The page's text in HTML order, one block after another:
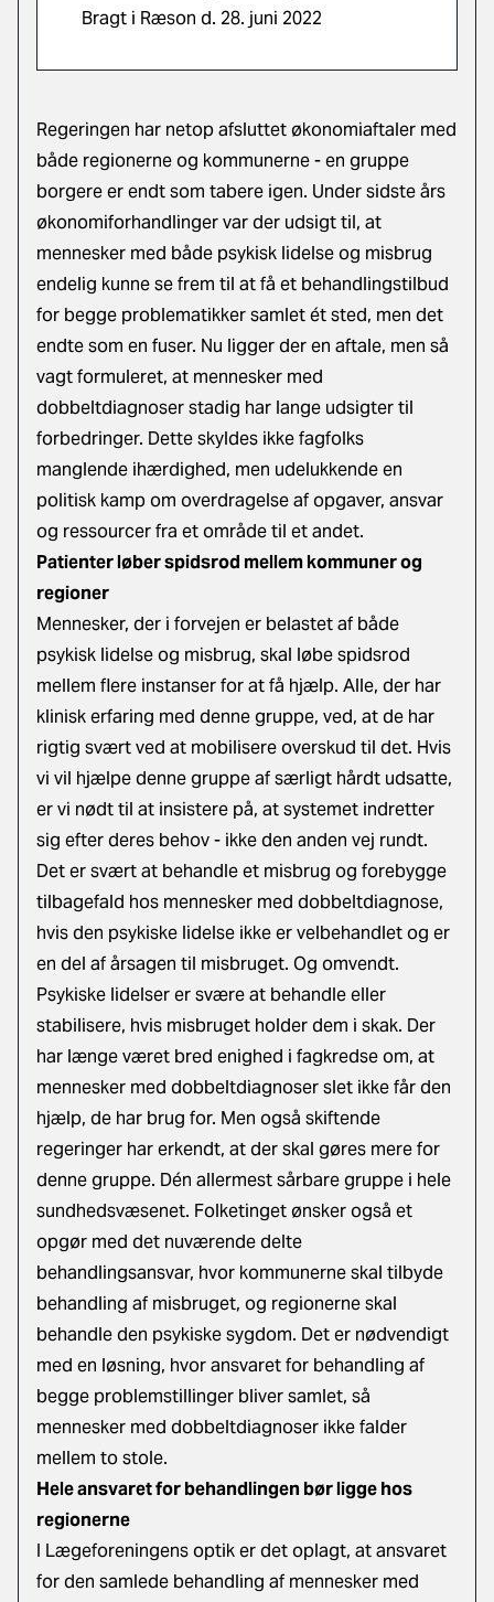
Bragt i Ræson d. 28. juni 2022
Regeringen har netop afsluttet økonomiaftaler med
både regionerne og kommunerne - en gruppe
borgere er endt som tabere igen. Under sidste års
økonomiforhandlinger var der udsigt til, at
mennesker med både psykisk lidelse og misbrug
endelig kunne se frem til at få et behandlingstilbud
for begge problematikker samlet ét sted, men det
endte som en fuser. Nu ligger der en aftale, men så
vagt formuleret, at mennesker med
dobbeltdiagnoser stadig har lange udsigter til
forbedringer. Dette skyldes ikke fagfolks
manglende ihærdighed, men udelukkende en
politisk kamp om overdragelse af opgaver, ansvar
og ressourcer fra et område til et andet.
Patienter løber spidsrod mellem kommuner og
regioner
Mennesker, der i forvejen er belastet af både
psykisk lidelse og misbrug, skal løbe spidsrod
mellem flere instanser for at få hjælp. Alle, der har
klinisk erfaring med denne gruppe, ved, at de har
rigtig svært ved at mobilisere overskud til det. Hvis
vi vil hjælpe denne gruppe af særligt hårdt udsatte,
er vi nødt til at insistere på, at systemet indretter
sig efter deres behov - ikke den anden vej rundt.
Det er svært at behandle et misbrug og forebygge
tilbagefald hos mennesker med dobbeltdiagnose,
hvis den psykiske lidelse ikke er velbehandlet og er
en del af årsagen til misbruget. Og omvendt.
Psykiske lidelser er svære at behandle eller
stabilisere, hvis misbruget holder dem i skak. Der
har længe været bred enighed i fagkredse om, at
mennesker med dobbeltdiagnoser slet ikke får den
hjælp, de har brug for. Men også skiftende
regeringer har erkendt, at der skal gøres mere for
denne gruppe. Dén allermest sårbare gruppe i hele
sundhedsvæsenet. Folketinget ønsker også et
opgør med det nuværende delte
behandlingsansvar, hvor kommunerne skal tilbyde
behandling af misbruget, og regionerne skal
behandle den psykiske sygdom. Det er nødvendigt
med en løsning, hvor ansvaret for behandling af
begge problemstillinger bliver samlet, så
mennesker med dobbeltdiagnoser ikke falder
mellem to stole.
Hele ansvaret for behandlingen bør ligge hos
regionerne
I Lægeforeningens optik er det oplagt, at ansvaret
for den samlede behandling af mennesker med